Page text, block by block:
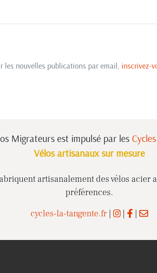
les nouvelles publications par email, inscrivez-
Migrateurs est impulsé par les
Vélos artisanaux sur mesure
artisanalement des vélos acier
préférences.
cycles-la-tangente.fr| | |